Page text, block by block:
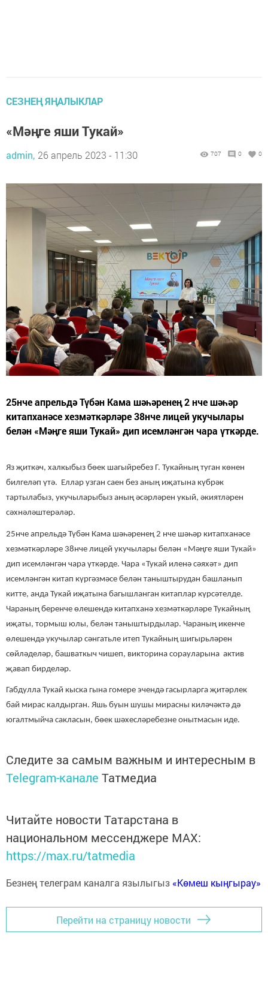
СЕЗНЕҢ ЯҢАЛЫКЛАР
«Мәңге яши Тукай»
admin, 26 апрель 2023 - 11:30 707 0 0
25нче апрельдә Түбән Кама шәһәренең 2 нче шәһәр
китапханәсе хезмәткәрләре 38нче лицей укучылары
белән «Мәңге яши Тукай» дип исемләнгән чара үткәрде.
Яз җиткәч, халкыбыз бөек шагыйребез Г. Тукайның туган көнен
билгеләп үтә. Еллар узган саен без аның иҗатына күбрәк
тартылабыз, укучыларыбыз аның әсәрләрен укый, әкиятләрен
сәхнәләштерәләр.
25нче апрельдә Түбән Кама шәһәренең 2 нче шәһәр китапханәсе
хезмәткәрләре 38нче лицей укучылары белән «Мәңге яши Тукай»
дип исемләнгән чара үткәрде. Чара «Тукай иленә сәяхәт» дип
исемләнгән китап күргәзмәсе белән таныштырудан башланып
китте, анда Тукай иҗатына багышланган китаплар күрсәтелде.
Чараның беренче өлешендә китапханә хезмәткәрләре Тукайның
иҗаты, тормыш юлы, белән таныштырдылар. Чараның икенче
өлешендә укучылар сәнгатьле итеп Тукайның шигырьләрен
сөйләделәр, башваткыч чишеп, викторина сорауларына актив
җавап бирделәр.
Габдулла Тукай кыска гына гомере эчендә гасырларга җитәрлек
бай мирас калдырган. Яшь буын шушы мирасны киләчәктә дә
югалтмыйча сакласын, бөек шәхесләребезне онытмасын иде.
Следите за самым важным и интересным в
Telegram-канале Татмедиа
Читайте новости Татарстана в
национальном мессенджере MАХ:
https://max.ru/tatmedia
Безнең телеграм каналга язылыгыз «Көмеш кыңгырау»
Перейти на страницу новости